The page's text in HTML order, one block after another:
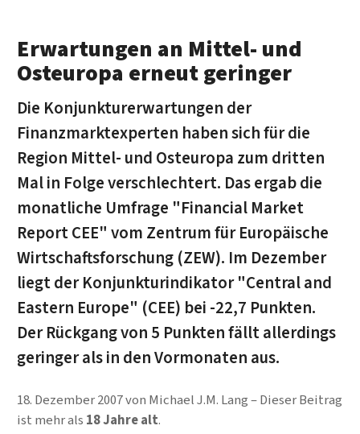
Erwartungen an Mittel- und
Osteuropa erneut geringer
Die Konjunkturerwartungen der
Finanzmarktexperten haben sich für die
Region Mittel- und Osteuropa zum dritten
Mal in Folge verschlechtert. Das ergab die
monatliche Umfrage "Financial Market
Report CEE" vom Zentrum für Europäische
Wirtschaftsforschung (ZEW). Im Dezember
liegt der Konjunkturindikator "Central and
Eastern Europe" (CEE) bei -22,7 Punkten.
Der Rückgang von 5 Punkten fällt allerdings
geringer als in den Vormonaten aus.
18. Dezember 2007von Michael J.M. Lang
Dieser Beitrag
ist mehr als 18 Jahre alt.